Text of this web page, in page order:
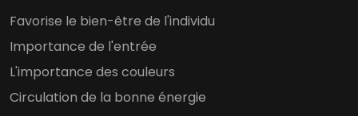
Favorise le bien-être de l'individu
Importance de l'entrée
L'importance des couleurs
Circulation de la bonne énergie